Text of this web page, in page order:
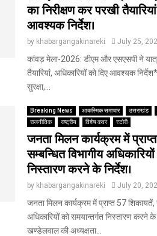
का निरीक्षण कर परखी
आवश्यक निर्देश।
by khabargangakinareki July 25,
‎कांवड़ मेला-2026: डीएम और एसएसपी ने
तैयारियां, अधिकारियों को दिए आवश्यक
सुरक्षा,...
Breaking News आकस्मिक समाचार उत्तराखंड
राजनीतिक
राष्ट्रीय विशेष कवर स्टोरी
जनता मिलन कार्यक्रम में
सम्बन्धित विभागीय
निस्तारण करने के निर्देश।
by khabargangakinareki July 20,
जनता मिलन कार्यक्रम में प्राप्त 57 शिकायतें,
अधिकारियों को समयान्तर्गत निस्तारण करने के
खण्डेलवाल की अध्यक्षता...